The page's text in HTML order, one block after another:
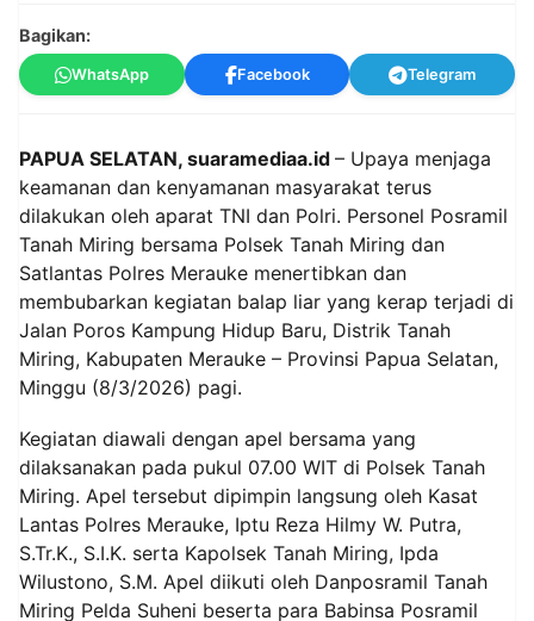
Bagikan:
WhatsApp Facebook Telegram
PAPUA SELATAN, suaramediaa.id – Upaya menjaga
keamanan dan kenyamanan masyarakat terus
dilakukan oleh aparat TNI dan Polri. Personel Posramil
Tanah Miring bersama Polsek Tanah Miring dan
Satlantas Polres Merauke menertibkan dan
membubarkan kegiatan balap liar yang kerap terjadi di
Jalan Poros Kampung Hidup Baru, Distrik Tanah
Miring, Kabupaten Merauke – Provinsi Papua Selatan,
Minggu (8/3/2026) pagi.
Kegiatan diawali dengan apel bersama yang
dilaksanakan pada pukul 07.00 WIT di Polsek Tanah
Miring. Apel tersebut dipimpin langsung oleh Kasat
Lantas Polres Merauke, Iptu Reza Hilmy W. Putra,
S.Tr.K., S.I.K. serta Kapolsek Tanah Miring, Ipda
Wilustono, S.M. Apel diikuti oleh Danposramil Tanah
Miring Pelda Suheni beserta para Babinsa Posramil